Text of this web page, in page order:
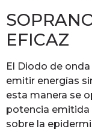
EFICAZ
El Diodo de
emitir energías
esta manera se
potencia emitida
sobre la